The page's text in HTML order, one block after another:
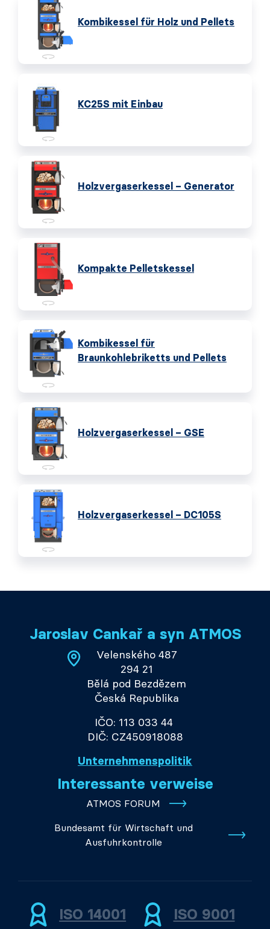
Kombikessel für Holz und Pellets
KC25S mit Einbau
Holzvergaserkessel – Generator
Kompakte Pelletskessel
Kombikessel für
Braunkohlebriketts und Pellets
Holzvergaserkessel – GSE
Holzvergaserkessel – DC105S
Jaroslav Cankař a syn ATMOS
Velenského 487
294 21
Bělá pod Bezdězem
Česká Republika
IČO: 113 033 44
DIČ: CZ450918088
Unternehmenspolitik
Interessante verweise
ATMOS FORUM
Bundesamt für Wirtschaft und
Ausfuhrkontrolle
ISO 14001 ISO 9001